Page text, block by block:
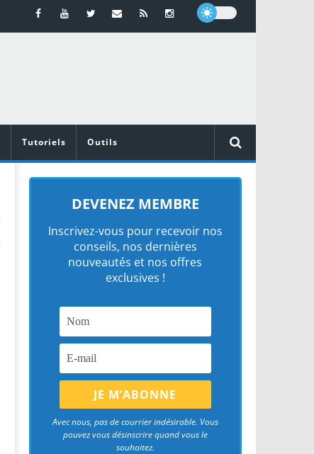
Tutoriels Outils
DEVENEZ MEMBRE
Inscrivez-vous pour recevoir nos
conseils, nos dernières
nouveautés et nos offres
exclusives !
Avec nous, pas de courrier indésirable. Vous
pouvez vous désinscrire quand vous le
souhaitez.